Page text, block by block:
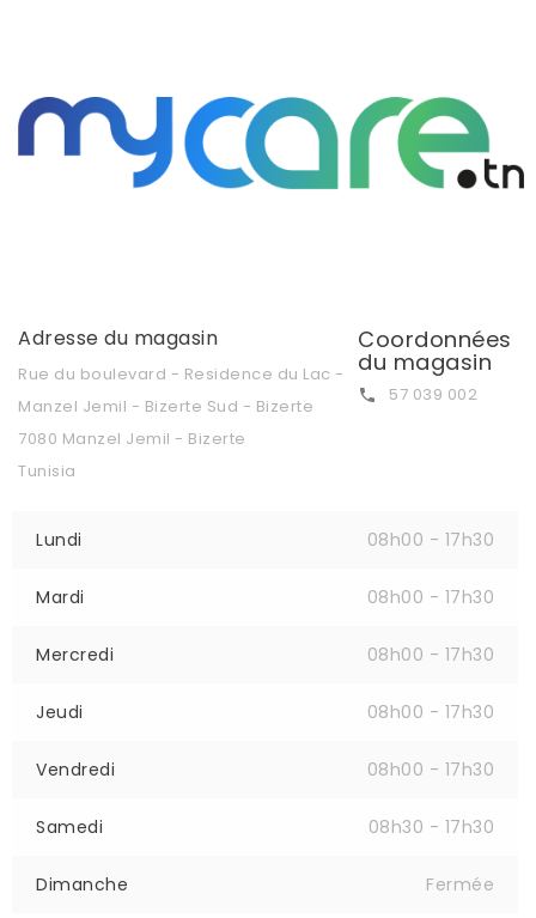
Adresse du magasin
Rue du boulevard - Residence du Lac -
Manzel Jemil - Bizerte Sud - Bizerte
7080 Manzel Jemil - Bizerte
Tunisia
Coordonnées
du magasin
 57 039 002
Lundi 08h00 - 17h30
Mardi 08h00 - 17h30
Mercredi 08h00 - 17h30
Jeudi 08h00 - 17h30
Vendredi 08h00 - 17h30
Samedi 08h30 - 17h30
Dimanche Fermée